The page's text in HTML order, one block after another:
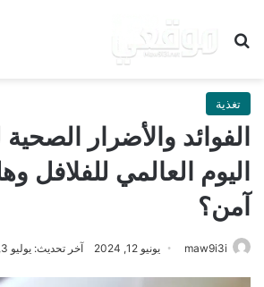
بحث عن
تغذية
الفوائد والأضرار
اليوم العالمي للفلافل
آمن؟
maw9i3i يونيو 12, 2024 آخر تحديث: يوليو 3, 2026